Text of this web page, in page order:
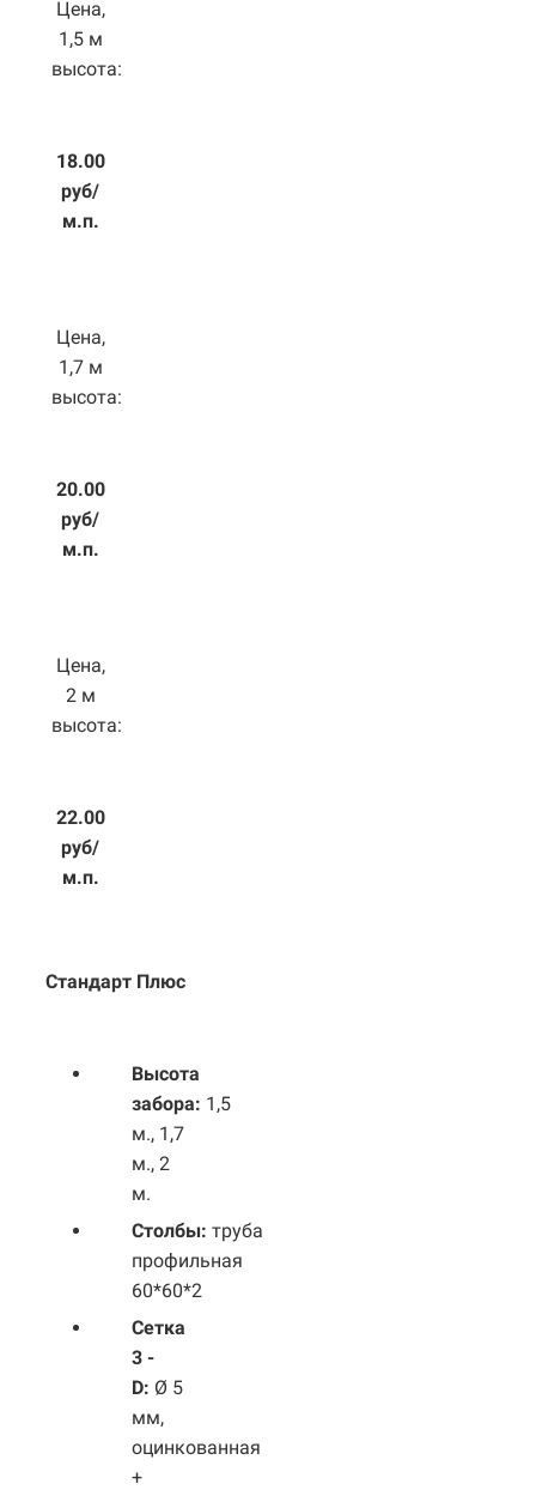
Цена,
1,5 м
высота:
18.00
руб/
м.п.
Цена,
1,7 м
высота:
20.00
руб/
м.п.
Цена,
2 м
высота:
22.00
руб/
м.п.
Стандарт Плюс
Высота
забора: 1,5
м., 1,7
м., 2
м.
Столбы: труба
профильная
60*60*2
Сетка
3 -
D: Ø 5
мм,
оцинкованная
+